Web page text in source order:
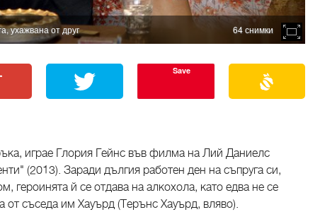
ухажвана от друг 64 снимки
Save
играе Глория Гейнс във филма на Лий Даниелс
(2013). Заради дългия работен ден на съпруга си,
героинята й се отдава на алкохола, като едва не се
от съседа им Хауърд (Терънс Хауърд, вляво).